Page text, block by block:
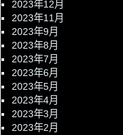
2023年12月
2023年11月
2023年9月
2023年8月
2023年7月
2023年6月
2023年5月
2023年4月
2023年3月
2023年2月